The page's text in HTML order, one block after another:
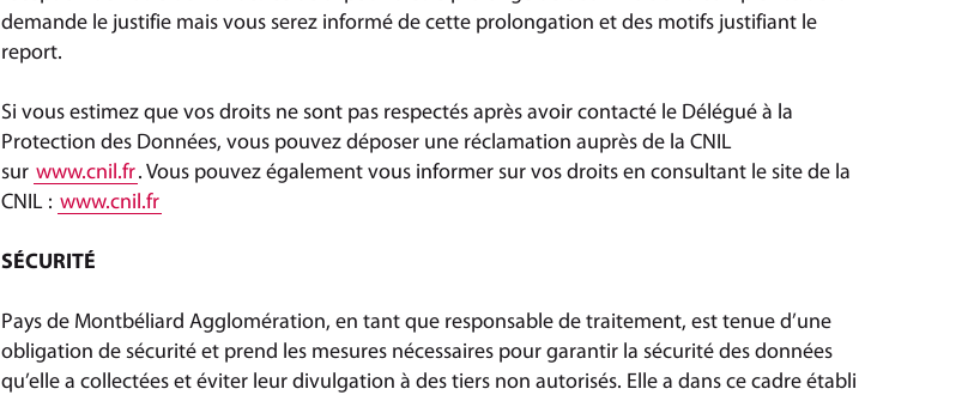
demande le justifie mais vous serez informé de cette prolongation et des motifs justifiant le
report.
Si vous estimez que vos droits ne sont pas respectés après avoir contacté le Délégué à la
Protection des Données, vous pouvez déposer une réclamation auprès de la CNIL
sur www.cnil.fr. Vous pouvez également vous informer sur vos droits en consultant le site de la
CNIL : www.cnil.fr
SÉCURITÉ
Pays de Montbéliard Agglomération, en tant que responsable de traitement, est tenue d’une
obligation de sécurité et prend les mesures nécessaires pour garantir la sécurité des données
qu’elle a collectées et éviter leur divulgation à des tiers non autorisés. Elle a dans ce cadre établi